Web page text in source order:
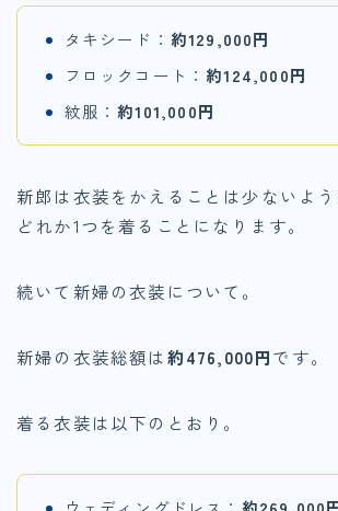
タキシード： 約129,000円
フロックコート： 約124,000円
紋服： 約101,000円
新郎は衣装をかえることは少ないよ
どれか1つを着ることになります。
続いて新婦の衣装について。
新婦の衣装総額は約476,000円です。
着る衣装は以下のとおり。